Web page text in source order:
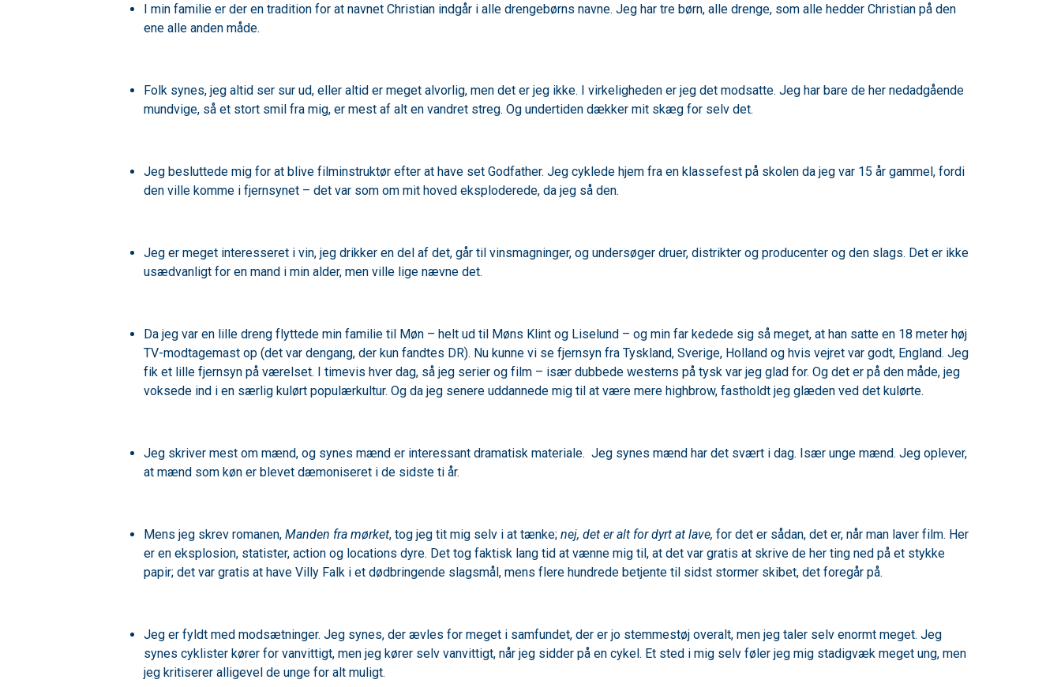
I min familie er der en tradition for at navnet Christian indgår i alle drengebørns navne. Jeg har tre børn, alle drenge, som alle hedder Christian på den
ene alle anden måde.
Folk synes, jeg altid ser sur ud, eller altid er meget alvorlig, men det er jeg ikke. I virkeligheden er jeg det modsatte. Jeg har bare de her nedadgående
mundvige, så et stort smil fra mig, er mest af alt en vandret streg. Og undertiden dækker mit skæg for selv det.
Jeg besluttede mig for at blive filminstruktør efter at have set Godfather. Jeg cyklede hjem fra en klassefest på skolen da jeg var 15 år gammel, fordi
den ville komme i fjernsynet – det var som om mit hoved eksploderede, da jeg så den.
Jeg er meget interesseret i vin, jeg drikker en del af det, går til vinsmagninger, og undersøger druer, distrikter og producenter og den slags. Det er ikke
usædvanligt for en mand i min alder, men ville lige nævne det.
Da jeg var en lille dreng flyttede min familie til Møn – helt ud til Møns Klint og Liselund – og min far kedede sig så meget, at han satte en 18 meter høj
TV-modtagemast op (det var dengang, der kun fandtes DR). Nu kunne vi se fjernsyn fra Tyskland, Sverige, Holland og hvis vejret var godt, England. Jeg
fik et lille fjernsyn på værelset. I timevis hver dag, så jeg serier og film – især dubbede westerns på tysk var jeg glad for. Og det er på den måde, jeg
voksede ind i en særlig kulørt populærkultur. Og da jeg senere uddannede mig til at være mere highbrow, fastholdt jeg glæden ved det kulørte.
Jeg skriver mest om mænd, og synes mænd er interessant dramatisk materiale. Jeg synes mænd har det svært i dag. Især unge mænd. Jeg oplever,
at mænd som køn er blevet dæmoniseret i de sidste ti år.
Mens jeg skrev romanen, Manden fra mørket, tog jeg tit mig selv i at tænke; nej, det er alt for dyrt at lave, for det er sådan, det er, når man laver film. Her
er en eksplosion, statister, action og locations dyre. Det tog faktisk lang tid at vænne mig til, at det var gratis at skrive de her ting ned på et stykke
papir; det var gratis at have Villy Falk i et dødbringende slagsmål, mens flere hundrede betjente til sidst stormer skibet, det foregår på.
Jeg er fyldt med modsætninger. Jeg synes, der ævles for meget i samfundet, der er jo stemmestøj overalt, men jeg taler selv enormt meget. Jeg
synes cyklister kører for vanvittigt, men jeg kører selv vanvittigt, når jeg sidder på en cykel. Et sted i mig selv føler jeg mig stadigvæk meget ung, men
jeg kritiserer alligevel de unge for alt muligt.